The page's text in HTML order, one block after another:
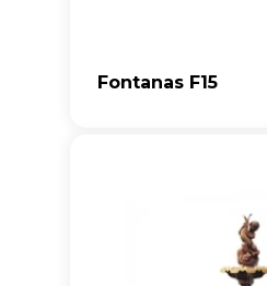
Fontanas F15